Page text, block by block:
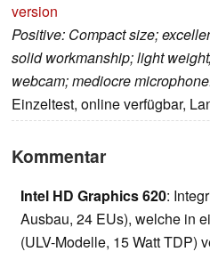
version
Positive: Compact size;
solid workmanship; light
webcam; mediocre
Einzeltest, online verfügbar,
Kommentar
Intel HD Graphics 620:
Ausbau, 24 EUs), welche in
(ULV-Modelle, 15 Watt TDP)